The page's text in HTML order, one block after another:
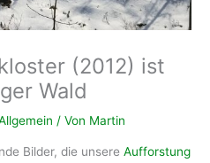
(2012) ist
Wald
/ Von Martin
Bilder, die unsereAufforstung